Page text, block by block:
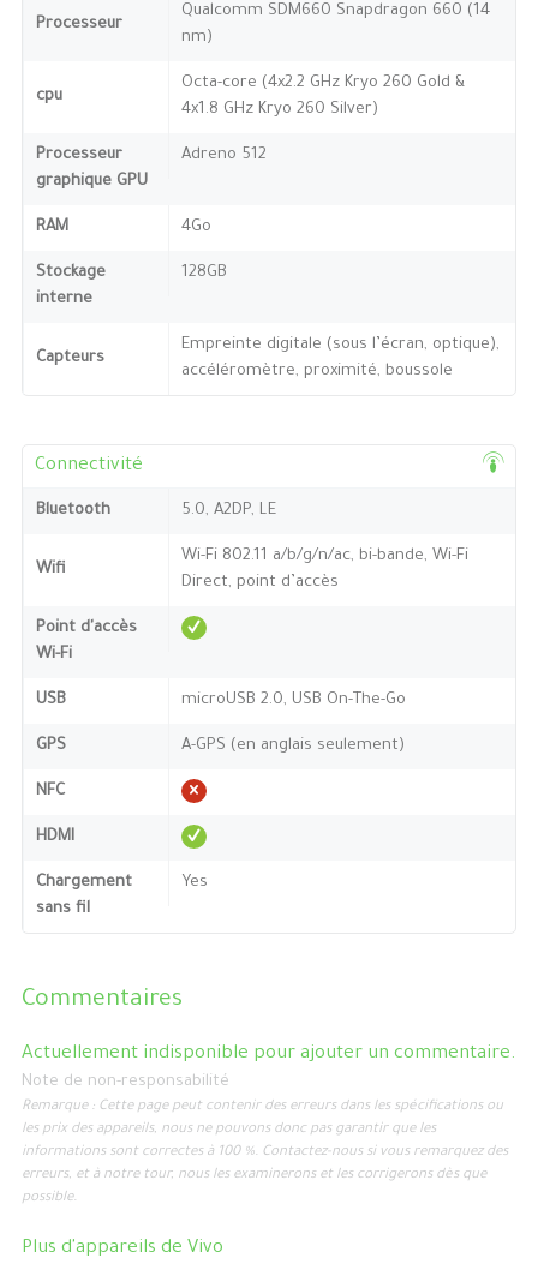
Processeur
Qualcomm SDM660 Snapdragon 660 (14
nm)
cpu
Octa-core (4x2.2 GHz Kryo 260 Gold &
4x1.8 GHz Kryo 260 Silver)
Processeur
graphique GPU
Adreno 512
RAM 4Go
Stockage
interne
128GB
Capteurs
Empreinte digitale (sous l’écran, optique),
accéléromètre, proximité, boussole
Connectivité
Bluetooth 5.0, A2DP, LE
Wifi
Wi-Fi 802.11 a/b/g/n/ac, bi-bande, Wi-Fi
Direct, point d’accès
Point d'accès
Wi-Fi
USB microUSB 2.0, USB On-The-Go
GPS A-GPS (en anglais seulement)
NFC
HDMI
Chargement
sans fil
Yes
Commentaires
Actuellement indisponible pour ajouter un commentaire.
Note de non-responsabilité
Remarque : Cette page peut contenir des erreurs dans les spécifications ou
les prix des appareils, nous ne pouvons donc pas garantir que les
informations sont correctes à 100 %. Contactez-nous si vous remarquez des
erreurs, et à notre tour, nous les examinerons et les corrigerons dès que
possible.
Plus d'appareils de Vivo